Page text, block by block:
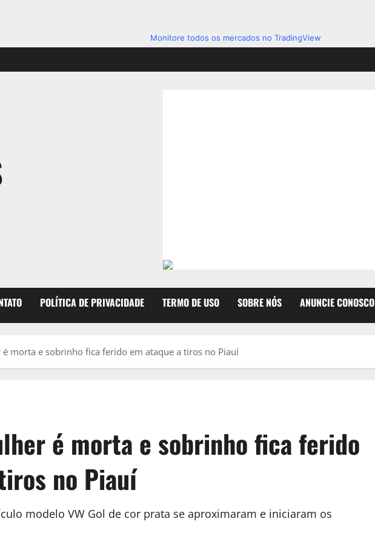
Monitore todos os mercados no TradingView
POLÍTICA DE PRIVACIDADE TERMO DE USO SOBRE NÓS ANUNCIE CONOSCO
é morta e sobrinho fica ferido em ataque a tiros no Piauí
é morta e sobrinho fica ferido
no Piauí
modelo VW Gol de cor prata se aproximaram e iniciaram os